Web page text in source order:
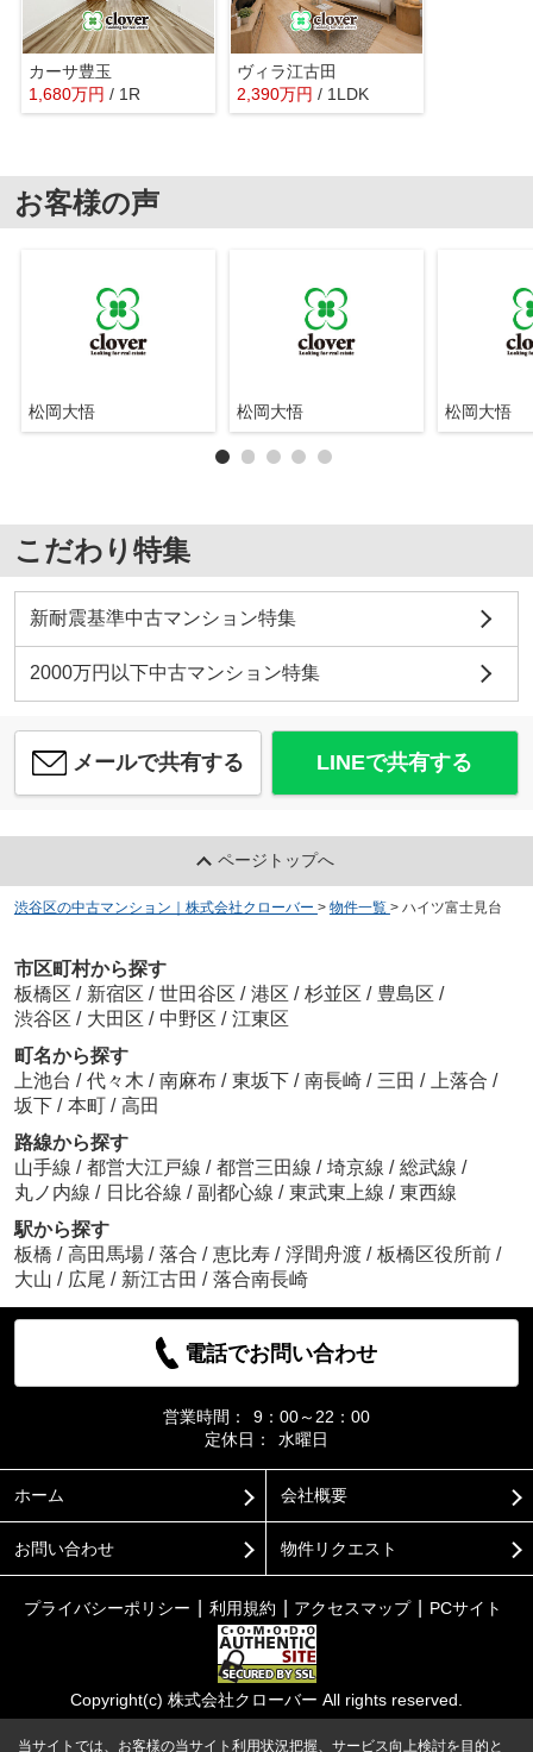
カーサ豊玉
1,680万円 / 1R
ヴィラ江古田
2,390万円 / 1LDK
お客様の声
松岡大悟 松岡大悟 松岡大悟
こだわり特集
新耐震基準中古マンション特集
2000万円以下中古マンション特集
メールで共有する LINEで共有する
ページトップへ
渋谷区の中古マンション｜株式会社クローバー > 物件一覧 > ハイツ富士見台
市区町村から探す
板橋区 / 新宿区 / 世田谷区 / 港区 / 杉並区 / 豊島区 /
渋谷区 / 大田区 / 中野区 / 江東区
町名から探す
上池台 / 代々木 / 南麻布 / 東坂下 / 南長崎 / 三田 / 上落合 /
坂下 / 本町 / 高田
路線から探す
山手線 / 都営大江戸線 / 都営三田線 / 埼京線 / 総武線 /
丸ノ内線 / 日比谷線 / 副都心線 / 東武東上線 / 東西線
駅から探す
板橋 / 高田馬場 / 落合 / 恵比寿 / 浮間舟渡 / 板橋区役所前 /
大山 / 広尾 / 新江古田 / 落合南長崎
電話でお問い合わせ
営業時間：
9：00～22：00
定休日：
水曜日
ホーム 会社概要
お問い合わせ 物件リクエスト
プライバシーポリシー 利用規約 アクセスマップ PCサイト
Copyright(c) 株式会社クローバー All rights reserved.
当サイトでは、お客様の当サイト利用状況把握、サービス向上検討を目的と